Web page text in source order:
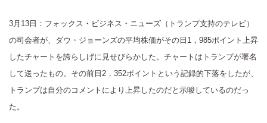
3月13日：フォックス・ビジネス・ニューズ（トランプ支持のテレビ）
の司会者が、ダウ・ジョーンズの平均株価がその日1，985ポイント上昇
したチャートを誇らしげに見せびらかした。チャートはトランプが署名
して送ったもの。その前日2，352ポイントという記録的下落をしたが、
トランプは自分のコメントにより上昇したのだと示唆しているのだっ
た。